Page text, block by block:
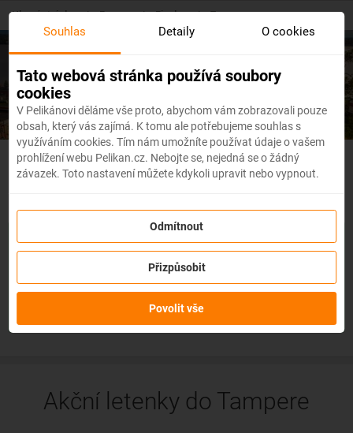
Skip
content
Hlavní stránka / Evropa / Finsko / Tampere
Levné letenkyTampere
Finsko - Flexibilní letenky
rezervace, jako jedatum, destinace nebo dokonce cestující,a
bez udání důvodu!
služby obdržítekredit až ve výši 80 % ceny rezervacena
během procesu rezervace letenky.
Akční letenky do Tampere
Souhlas Detaily O cookies
Tato webová stránka používá soubory
cookies
V Pelikánovi děláme vše proto, abychom vám zobrazovali pouze
obsah, který vás zajímá. K tomu ale potřebujeme souhlas s
využíváním cookies. Tím nám umožníte používat údaje o vašem
prohlížení webu Pelikan.cz. Nebojte se, nejedná se o žádný
závazek. Toto nastavení můžete kdykoli upravit nebo vypnout.
Odmítnout
Přizpůsobit
Povolit vše